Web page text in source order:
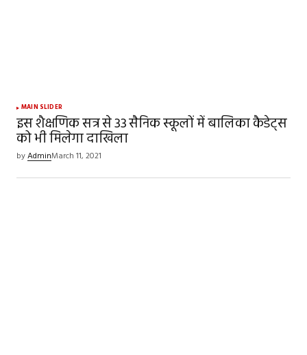
MAIN SLIDER
इस शैक्षणिक सत्र से 33 सैनिक स्कूलों में बालिका कैडेट्स
को भी मिलेगा दाखिला
byAdminMarch 11, 2021